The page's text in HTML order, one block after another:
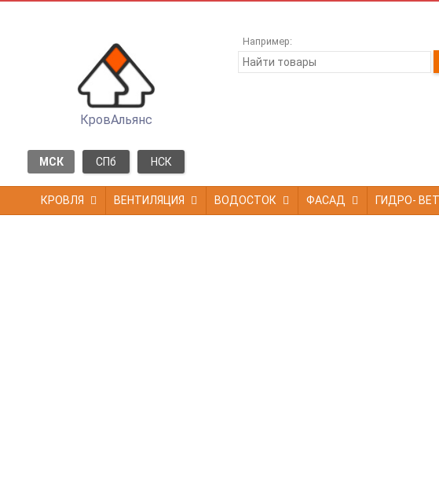
КровАльянс
МСК СПб НСК
Например:
КРОВЛЯ ВЕНТИЛЯЦИЯ ВОДОСТОК ФАСАД ГИДРО-